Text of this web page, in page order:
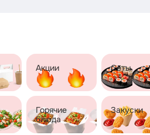
Акции Сеты
Горячие
блюда
Закуски